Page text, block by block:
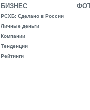
БИЗНЕС
РСХБ: Сделано в России
Личные деньги
Компании
Тенденции
Рейтинги